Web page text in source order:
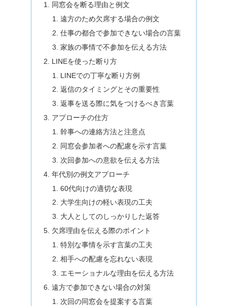
同窓会を断る理由と例文
遠方のため欠席する場合の例文
仕事の都合で参加できない場合の言葉
家族の事情で不参加を伝える方法
LINEを使った断り方
LINEでの丁寧な断り方例
返信のタイミングとその重要性
返事を送る際に気をつけるべき言葉
アプローチの仕方
幹事への連絡方法と注意点
同窓会参加者への配慮を示す言葉
次回参加への意欲を伝える方法
年代別の例文アプローチ
60代向けの適切な表現
大学生向けの軽い表現の工夫
大人としてのしっかりした返答
欠席理由を伝える際のポイント
特別な事情を示す言葉の工夫
相手への配慮を忘れない表現
エモーショナルな理由を伝える方法
遠方で参加できない場合の対策
次回の同窓会を提案する言葉